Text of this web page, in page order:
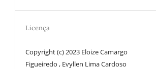
Licença
Copyright (c) 2023 Eloize Camargo
Figueiredo , Evyllen Lima Cardoso